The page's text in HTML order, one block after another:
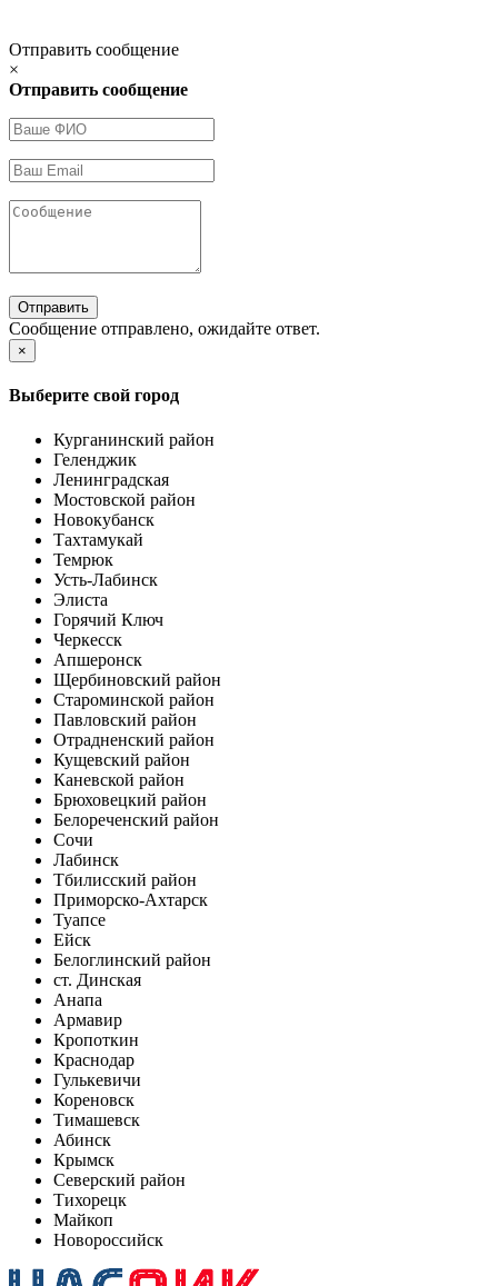
Отправить сообщение
×
Отправить сообщение
Отправить
Сообщение отправлено, ожидайте ответ.
×
Выберите свой город
Курганинский район
Геленджик
Ленинградская
Мостовской район
Новокубанск
Тахтамукай
Темрюк
Усть-Лабинск
Элиста
Горячий Ключ
Черкесск
Апшеронск
Щербиновский район
Староминской район
Павловский район
Отрадненский район
Кущевский район
Каневской район
Брюховецкий район
Белореченский район
Сочи
Лабинск
Тбилисский район
Приморско-Ахтарск
Туапсе
Ейск
Белоглинский район
ст. Динская
Анапа
Армавир
Кропоткин
Краснодар
Гулькевичи
Кореновск
Тимашевск
Абинск
Крымск
Северский район
Тихорецк
Майкоп
Новороссийск